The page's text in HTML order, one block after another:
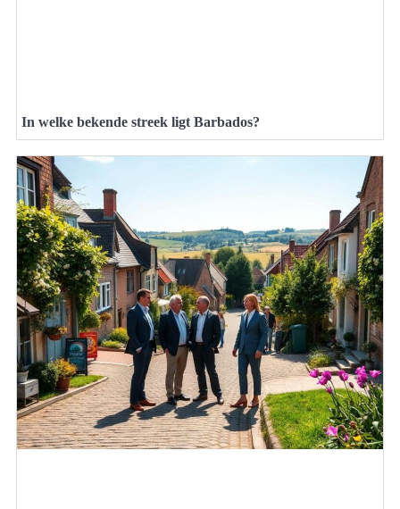
In welke bekende streek ligt Barbados?